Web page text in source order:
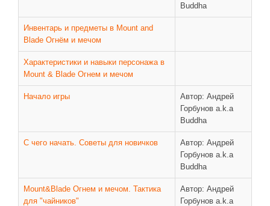
Крестовые походы
Античность
Средние века
Buddha
Инвентарь и предметы в Mount and
Blade Огнём и мечом
Характеристики и навыки персонажа в
Mount & Blade Огнем и мечом
Начало игры
Автор: Андрей
Горбунов a.k.a
Buddha
С чего начать. Советы для новичков
Автор: Андрей
Горбунов a.k.a
Buddha
Mount&Blade Огнем и мечом. Тактика
для "чайников"
Автор: Андрей
Горбунов a.k.a